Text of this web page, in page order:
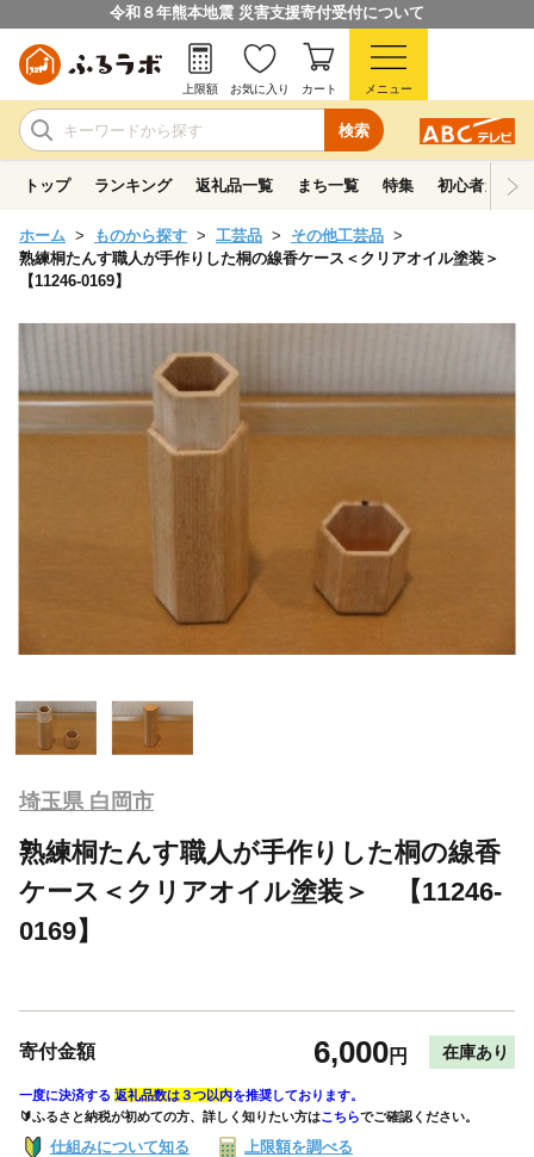
令和８年熊本地震 災害支援寄付受付について
検索
上限額 お気に入り カート メニュー
トップ ランキング 返礼品一覧 まち一覧 特集 初心者ガイド
ホーム ものから探す 工芸品
その他工芸品
熟練桐たんす職人が手作りした桐の線香ケース＜クリアオイル塗装＞
【11246-0169】
埼玉県 白岡市
熟練桐たんす職人が手作りした桐の線香
ケース＜クリアオイル塗装＞ 【11246-
0169】
寄付金額 6,000円 在庫あり
一度に決済する 返礼品数は３つ以内を推奨しております。
🔰ふるさと納税が初めての方、詳しく知りたい方はこちらでご確認ください。
仕組みについて知る 上限額を調べる